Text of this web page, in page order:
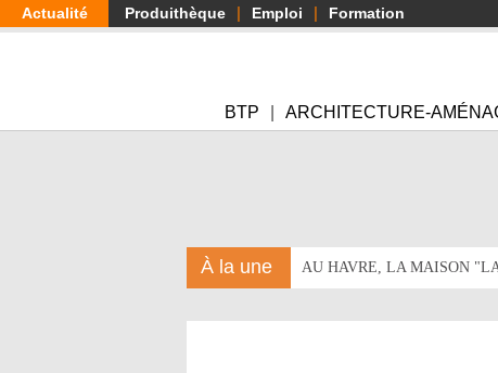
Aller
au
Actualité Produithèque Emploi Formation
BTP ARCHITECTURE-
À la une AU HAVRE, LA MAISON